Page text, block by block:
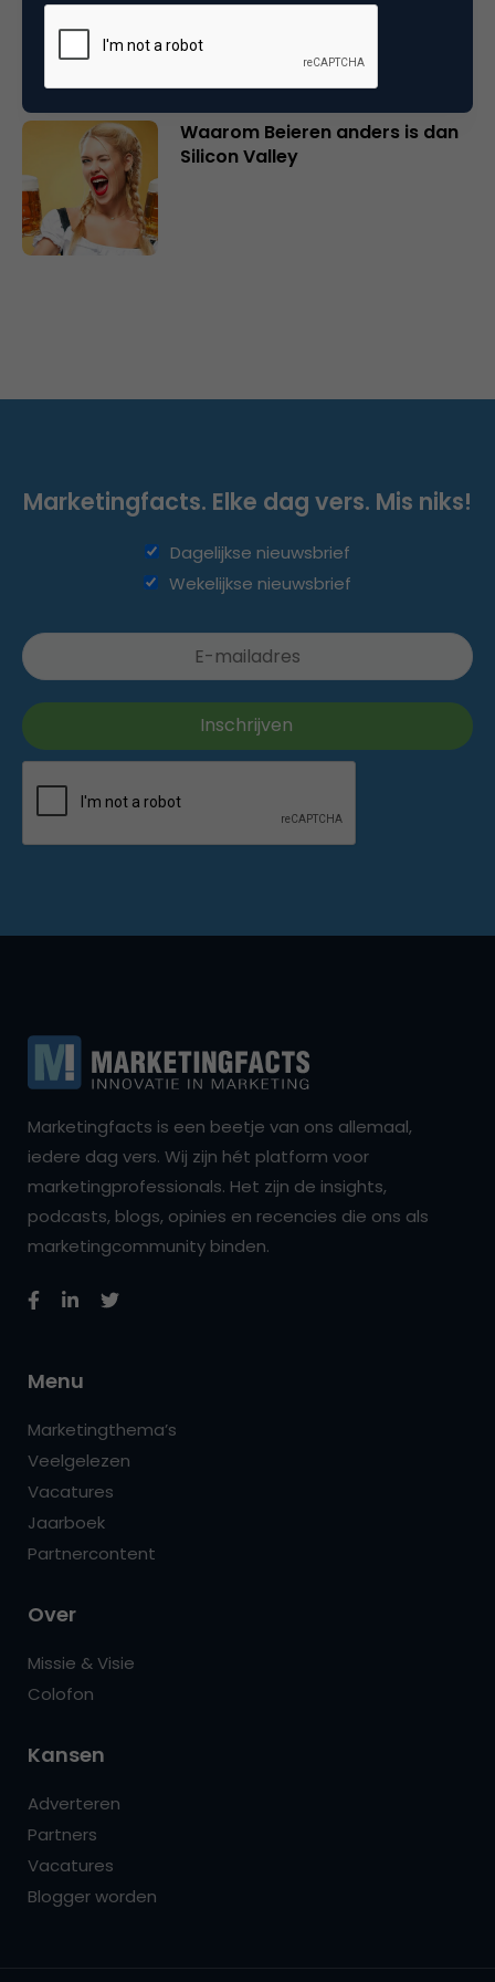
Waarom Beieren anders is dan
Silicon Valley
Marketingfacts. Elke dag vers. Mis niks!
Dagelijkse nieuwsbrief
Wekelijkse nieuwsbrief
Marketingfacts is een beetje van ons allemaal,
iedere dag vers. Wij zijn hét platform voor
marketingprofessionals. Het zijn de insights,
podcasts, blogs, opinies en recencies die ons als
marketingcommunity binden.
Menu
Marketingthema’s
Veelgelezen
Vacatures
Jaarboek
Partnercontent
Over
Missie & Visie
Colofon
Kansen
Adverteren
Partners
Vacatures
Blogger worden